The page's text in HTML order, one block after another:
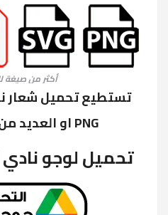
أكثر من صيغة
تستطيع تحميل شعار
PNG او العديد من الصيغ الأخرى
تحميل لوجو نادي